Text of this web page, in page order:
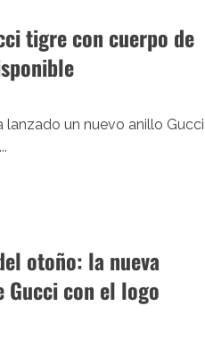
tigre con cuerpo de
lanzado un nuevo anillo Gucci
otoño: la nueva
con el logo